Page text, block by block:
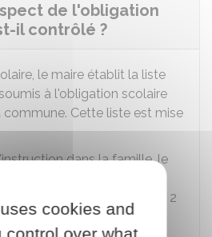
de l'obligation
il contrôlé ?
le maire établit la liste
à l'obligation scolaire
commune. Cette liste est mise
dans la famille, le
enquête sur l'enfant, dès la
est renouvelée tous les 2
de l'enfant. L'objectif de
cookies and
control over what